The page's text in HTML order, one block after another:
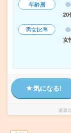
年齢層
20
男女比率
女
気になる!
派遣